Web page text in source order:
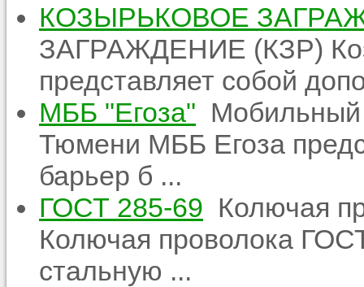
КОЗЫРЬКОВОЕ
ЗАГРАЖДЕНИЕ (КЗР)
представляет собой
МББ "Егоза" Мобильный
Тюмени МББ Егоза
барьер б ...
ГОСТ 285-69 Колючая
Колючая проволока
стальную ...